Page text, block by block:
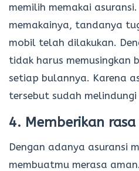
memilih memakai
memakainya, tandanya
mobil telah dilakukan.
tidak harus memusingkan
setiap bulannya. Karena
tersebut sudah
4. Memberikan
Dengan adanya asuransi
membuatmu merasa